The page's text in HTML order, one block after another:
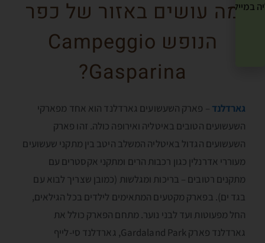
מה עושים באזור של כפר
הנופש Campeggio
Gasparina?
גארדלנד – פארק השעשועים גארדלנד הוא אחד מפארקי
השעשועים הטובים באיטליה ואירופה כולה. זהו פארק
השעשועים הגדול באיטליה המשלב היטב בין מתקני שעשועים
מעוררי אדרנלין כגון רכבות הרים ומתקני אקסטרים עם
מתקנים רטובים – בריכות ומגלשות (כמובן שצריך לבוא עם
בגד ים). בפארק מקטעים המתאימים לילדים בכל הגילאים,
החל מפעוטות ועד לבני נוער. מתחם הפארק כולל את
גארדלנד פארק Gardaland Park, גארדלנד סי-לייף
במייל שלך! »